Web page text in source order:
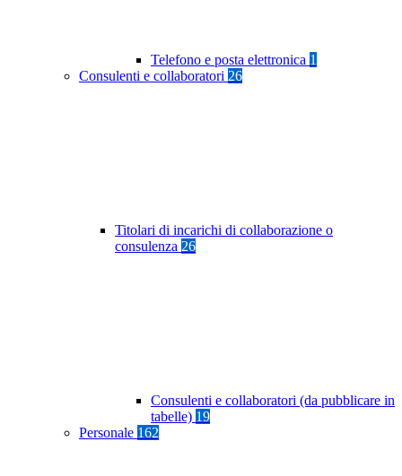
Telefono e posta elettronica 1
Consulenti e collaboratori 26
Titolari di incarichi di collaborazione o
consulenza 26
Consulenti e collaboratori (da pubblicare in
tabelle) 19
Personale 162